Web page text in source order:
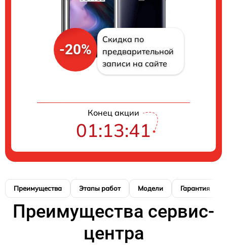
-20%
Скидка по
предварительной
записи на сайте
Конец акции
01:13:41
Преимущества Этапы работ Модели Гарантия
Преимущества сервис-
центра